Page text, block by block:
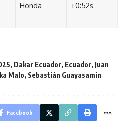
Honda +0:52s
, Dakar Ecuador, Ecuador, Juan
Malo, Sebastián Guayasamín
Facebook